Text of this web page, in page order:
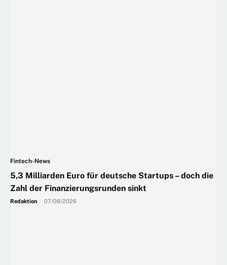
Fintech-News
5,3 Milliarden Euro für deutsche Startups – doch die
Zahl der Finanzierungsrunden sinkt
Redaktion 07/08/2026